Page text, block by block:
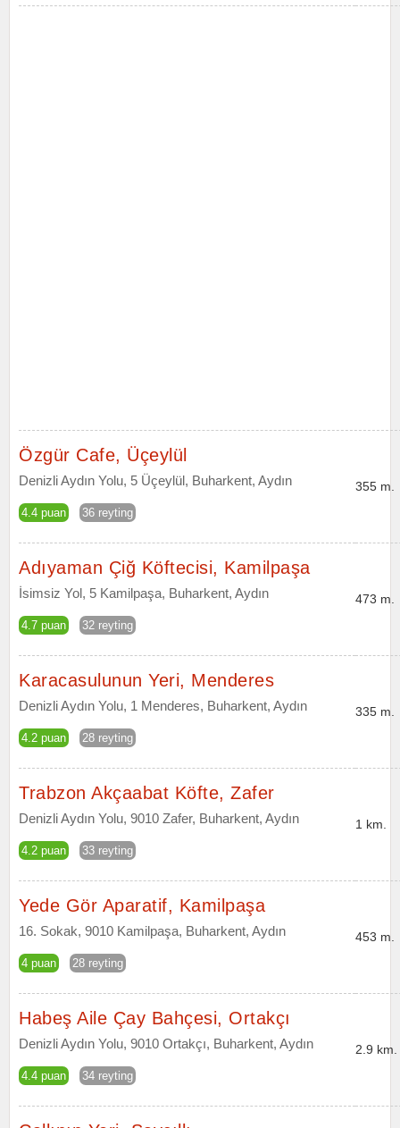
Özgür Cafe, Üçeylül
Denizli Aydın Yolu, 5 Üçeylül, Buharkent, Aydın
4.4 puan 36 reyting
355 m.
Adıyaman Çiğ Köftecisi, Kamilpaşa
İsimsiz Yol, 5 Kamilpaşa, Buharkent, Aydın
4.7 puan 32 reyting
473 m.
Karacasulunun Yeri, Menderes
Denizli Aydın Yolu, 1 Menderes, Buharkent, Aydın
4.2 puan 28 reyting
335 m.
Trabzon Akçaabat Köfte, Zafer
Denizli Aydın Yolu, 9010 Zafer, Buharkent, Aydın
4.2 puan 33 reyting
1 km.
Yede Gör Aparatif, Kamilpaşa
16. Sokak, 9010 Kamilpaşa, Buharkent, Aydın
4 puan 28 reyting
453 m.
Habeş Aile Çay Bahçesi, Ortakçı
Denizli Aydın Yolu, 9010 Ortakçı, Buharkent, Aydın
4.4 puan 34 reyting
2.9 km.